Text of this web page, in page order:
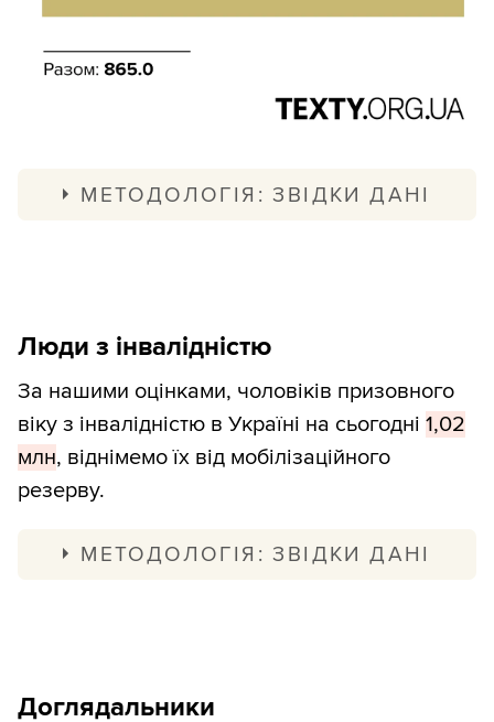
МЕТОДОЛОГІЯ: ЗВІДКИ ДАНІ
жовтень 2023 року. Єдина країна, яка не
подала даних, — Угорщина.
Дані щодо Молдови відUNHCR, щодо
Сполученого Королівства — від
Обсерваторії міграції Оксфордського
Люди з інвалідністю
За нашими оцінками, чоловіків призовного
віку з інвалідністю в Україні на сьогодні 1,02
млн, віднімемо їх від мобілізаційного
резерву.
МЕТОДОЛОГІЯ: ЗВІДКИ ДАНІ
Доглядальники